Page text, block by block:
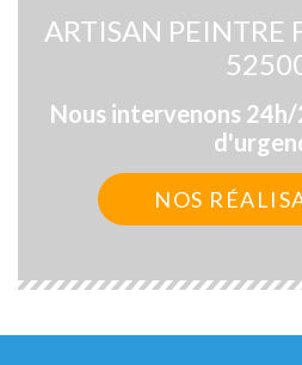
ARTISAN PEINTRE
Nous intervenons
NOS